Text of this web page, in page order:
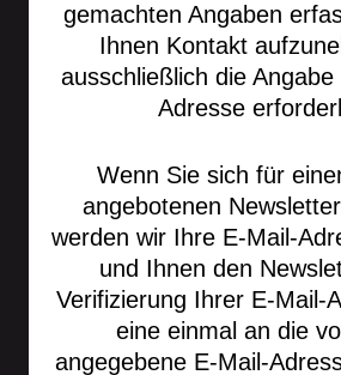
gemachten Angaben
Ihnen Kontakt
ausschließlich die
Adresse
Wenn Sie sich für
angebotenen
werden wir Ihre E-Mail-
und Ihnen den
Verifizierung Ihrer E-Mail-
eine einmal an die
angegebene E-Mail-